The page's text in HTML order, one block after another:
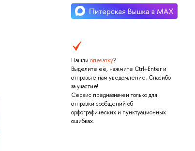
Нашли опечатку?
Выделите её, нажмите Ctrl+Enter и
отправьте нам уведомление. Спасибо
за участие!
Сервис предназначен только для
отправки сообщений об
орфографических и пунктуационных
ошибках.